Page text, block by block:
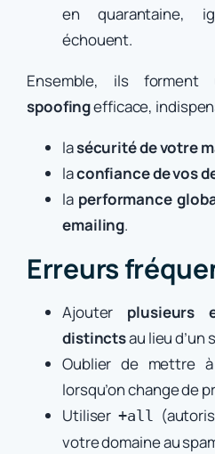
en quarantaine,
échouent.
Ensemble, ils
spoofingefficace,
lasécurité de votre
laconfiance de vos
la performance
emailing.
Erreurs
Ajouter plusieurs
distinctsau lieu d’un
Oublier de mettre à
lorsqu’on change de
Utiliser+all
votre domaine au